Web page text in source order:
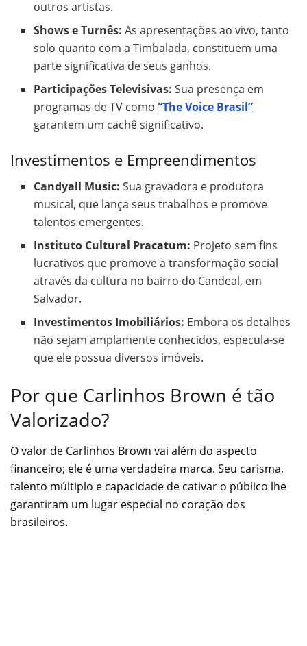
outros artistas.
Shows e Turnês: As apresentações ao vivo, tanto
solo quanto com a Timbalada, constituem uma
parte significativa de seus ganhos.
Participações Televisivas: Sua presença em
programas de TV como“The Voice Brasil”
garantem um cachê significativo.
Investimentos e Empreendimentos
Candyall Music: Sua gravadora e produtora
musical, que lança seus trabalhos e promove
talentos emergentes.
Instituto Cultural Pracatum: Projeto sem fins
lucrativos que promove a transformação social
através da cultura no bairro do Candeal, em
Salvador.
Investimentos Imobiliários: Embora os detalhes
não sejam amplamente conhecidos, especula-se
que ele possua diversos imóveis.
Por que Carlinhos Brown é tão
Valorizado?
O valor de Carlinhos Brown vai além do aspecto
financeiro; ele é uma verdadeira marca. Seu carisma,
talento múltiplo e capacidade de cativar o público lhe
garantiram um lugar especial no coração dos
brasileiros.